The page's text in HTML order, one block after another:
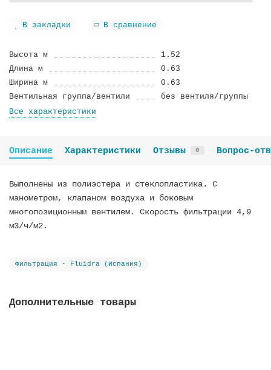
В закладки В сравнение
Высота м
1.52
Длина м
0.63
Ширина м
0.63
Вентильная группа/вентили
без вентиля/группы
Все характеристики
Описание Характеристики Отзывы 0 Вопрос-
Выполнены из полиэстера и стеклопластика. С
манометром, клапаном воздуха и боковым
многопозиционным вентилем. Скорость фильтрации 4,9
м3/ч/м2.
Фильтрация - Fluidra (Испания)
Дополнительные товары